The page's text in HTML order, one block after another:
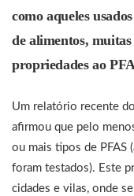
como aqueles
de alimentos, muitas
propriedades ao
Um relatório recente
afirmou que pelo
ou mais tipos de PFAS
foram testados). Este
cidades e vilas, onde